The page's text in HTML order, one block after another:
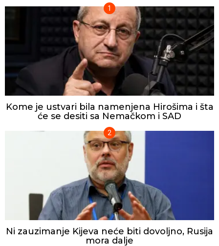
Kome je ustvari bila namenjena Hirošima i šta
će se desiti sa Nemačkom i SAD
Ni zauzimanje Kijeva neće biti dovoljno, Rusija
mora dalje